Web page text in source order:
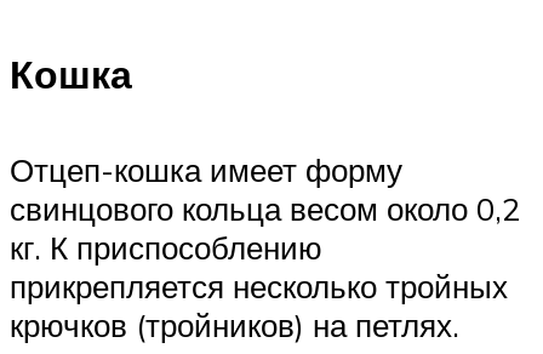
Кошка
Отцеп-кошка имеет форму
свинцового кольца весом около 0,2
кг. К приспособлению
прикрепляется несколько тройных
крючков (тройников) на петлях.